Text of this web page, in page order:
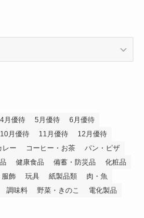
4月優待 5月優待
6月優待
10月優待 11月優待
12月優待
レー コーヒー・お茶
パン・ピザ
健康食品 備蓄・防災品
化粧品
服飾 玩具 紙製品類
肉・魚
調味料 野菜・きのこ
電化製品